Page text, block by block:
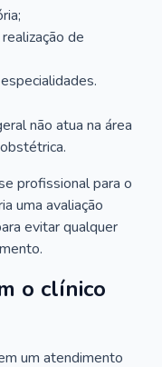
de
não atua na área
profissional para o
uma avaliação
evitar qualquer
o clínico
um atendimento